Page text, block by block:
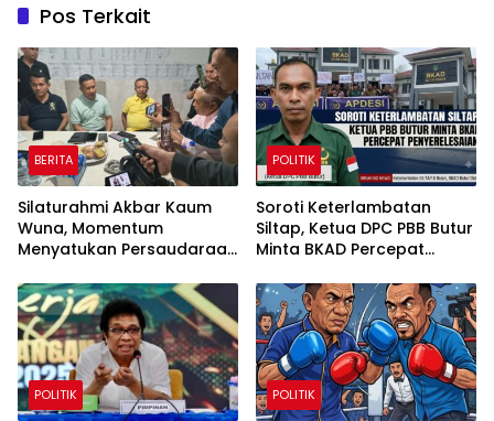
Pos Terkait
BERITA
Silaturahmi Akbar Kaum
Wuna, Momentum
Menyatukan Persaudaraan
Muna
POLITIK
Soroti Keterlambatan
Siltap, Ketua DPC PBB Butur
Minta BKAD Percepat
POLITIK POLITIK